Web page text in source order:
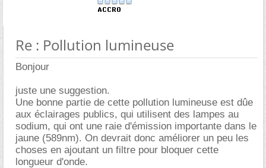
Re : Pollution lumineuse
Bonjour
juste une suggestion.
Une bonne partie de cette pollution lumineuse est dûe
aux éclairages publics, qui utilisent des lampes au
sodium, qui ont une raie d'émission importante dans le
jaune (589nm). On devrait donc améliorer un peu les
choses en ajoutant un filtre pour bloquer cette
longueur d'onde.